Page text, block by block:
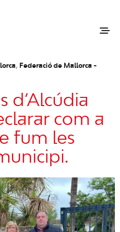
, Federació de Mallorca -
d’Alcúdia
com a
fum les